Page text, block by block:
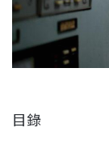
目錄